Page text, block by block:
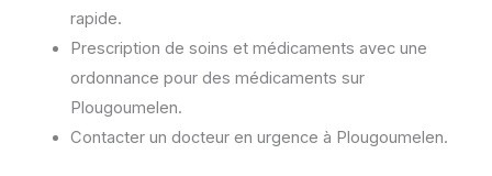
rapide.
Prescription de soins et médicaments avec une
ordonnance pour des médicaments sur
Plougoumelen.
Contacter un docteur en urgence à Plougoumelen.